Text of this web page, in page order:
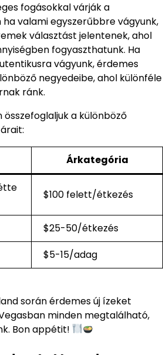
fogásokkal várják a
valami egyszerűbbre vágyunk,
választást jelentenek, ahol
fogyaszthatunk. Ha
vágyunk, érdemes
negyedeibe, ahol különféle
ránk.
a különböző
Árkategória
$100 felett/étkezés
$25-50/étkezés
$5-15/adag
során érdemes új ízeket
minden megtalálható,
Bon appétit!